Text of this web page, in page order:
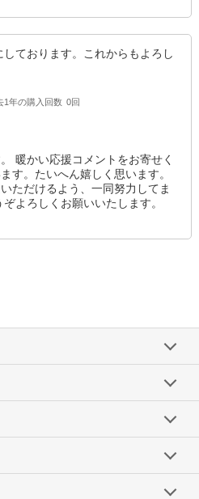
ております。これからもよろし
1年の購入回数 0回
暖かい応援コメントをお寄せく
す。たいへん嬉しく思います。
ただけるよう、一同努力してま
よろしくお願いいたします。